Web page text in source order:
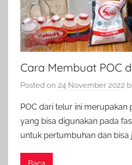
Cara Membuat POC
Posted on 24 November 2022
POC dari telur ini
yang bisa digunakan pada
untuk pertumbuhan dan bisa